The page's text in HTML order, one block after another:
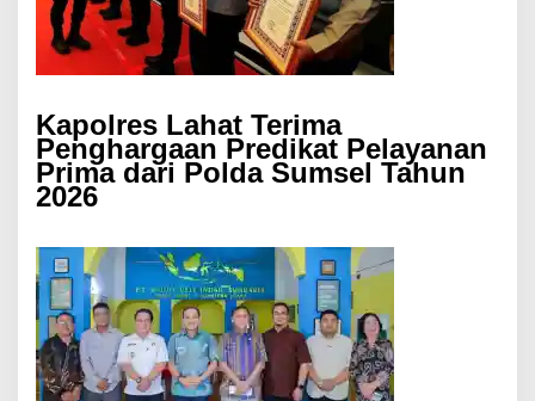
Kapolres Lahat Terima
Penghargaan Predikat Pelayanan
Prima dari Polda Sumsel Tahun
2026